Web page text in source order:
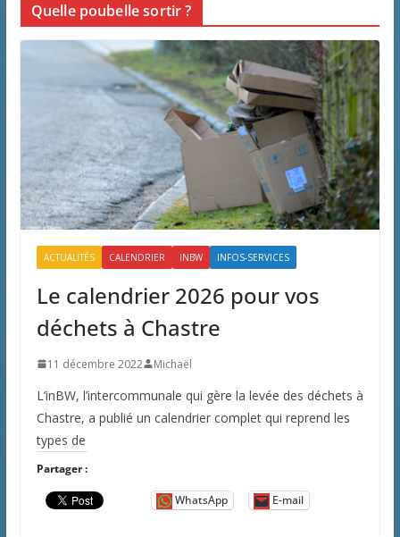
Quelle poubelle sortir ?
ACTUALITÉS CALENDRIER INBW INFOS-SERVICES
Le calendrier 2026 pour vos
déchets à Chastre
11 décembre 2022 Michaël
L’inBW, l’intercommunale qui gère la levée des déchets à
Chastre, a publié un calendrier complet qui reprend les
types de
Partager :
WhatsApp E-mail